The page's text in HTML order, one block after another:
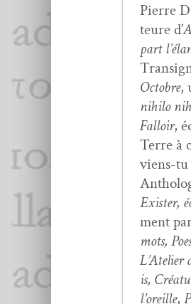
Pierre
teure d’
part
Octo­bre,
nihi­lo
Fal­loir,
Terre à
viens-
Exis­ter,
ment
mots,
L’Atelier
is,
l’or­eille,